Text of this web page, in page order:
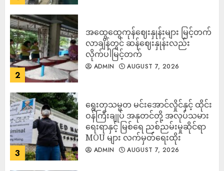
2
အထွေထွေကုန်ဈေးနှုန်းများ မြင့်တက်
လာချိန်တွင် ဆန်ဈေးနှုန်းလည်း
လိုက်ပါမြင့်တက်
ADMIN AUGUST 7, 2026
3
ရွေးတုသမ္မတ မင်းအောင်လှိုင်နှင့် ထိုင်း
ဝန်ကြီးချုပ် အနုတင်တို့ အလုပ်သမား
ရေးရာနှင့် မြစ်ရေ ညစ်ညမ်းမှုဆိုင်ရာ
MOU များ လက်မှတ်ရေးထိုး
ADMIN AUGUST 7, 2026